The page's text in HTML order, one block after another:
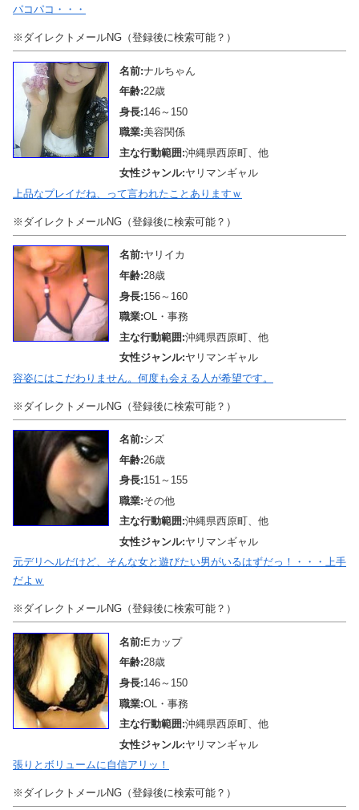
パコパコ・・・
※ダイレクトメールNG（登録後に検索可能？）
名前:ナルちゃん
年齢:22歳
身長:146～150
職業:美容関係
主な行動範囲:沖縄県西原町、他
女性ジャンル:ヤリマンギャル
上品なプレイだね、って言われたことありますｗ
※ダイレクトメールNG（登録後に検索可能？）
名前:ヤリイカ
年齢:28歳
身長:156～160
職業:OL・事務
主な行動範囲:沖縄県西原町、他
女性ジャンル:ヤリマンギャル
容姿にはこだわりません。何度も会える人が希望です。
※ダイレクトメールNG（登録後に検索可能？）
名前:シズ
年齢:26歳
身長:151～155
職業:その他
主な行動範囲:沖縄県西原町、他
女性ジャンル:ヤリマンギャル
元デリヘルだけど、そんな女と遊びたい男がいるはずだっ！・・・上手
だよｗ
※ダイレクトメールNG（登録後に検索可能？）
名前: Eカップ
年齢:28歳
身長:146～150
職業:OL・事務
主な行動範囲:沖縄県西原町、他
女性ジャンル:ヤリマンギャル
張りとボリュームに自信アリッ！
※ダイレクトメールNG（登録後に検索可能？）